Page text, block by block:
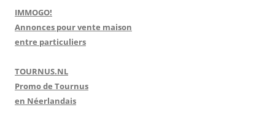
IMMOGO!
Annonces pour vente maison
entre particuliers
TOURNUS.NL
Promo de Tournus
en Néerlandais